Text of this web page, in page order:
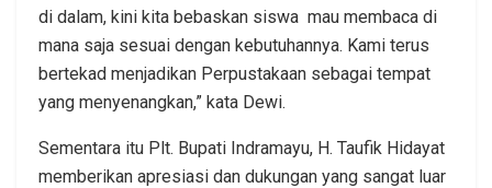
di dalam, kini kita bebaskan siswa mau membaca di
mana saja sesuai dengan kebutuhannya. Kami terus
bertekad menjadikan Perpustakaan sebagai tempat
yang menyenangkan,” kata Dewi.
Sementara itu Plt. Bupati Indramayu, H. Taufik Hidayat
memberikan apresiasi dan dukungan yang sangat luar